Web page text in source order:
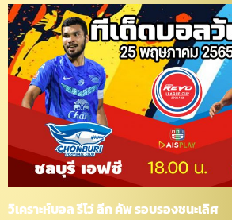
วิเคราะห์บอล รีโว่ ลีก คัพ รอบรองชนะเลิศ